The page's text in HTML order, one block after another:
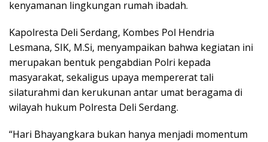
kenyamanan lingkungan rumah ibadah.
Kapolresta Deli Serdang, Kombes Pol Hendria
Lesmana, SIK, M.Si, menyampaikan bahwa kegiatan ini
merupakan bentuk pengabdian Polri kepada
masyarakat, sekaligus upaya mempererat tali
silaturahmi dan kerukunan antar umat beragama di
wilayah hukum Polresta Deli Serdang.
“Hari Bhayangkara bukan hanya menjadi momentum